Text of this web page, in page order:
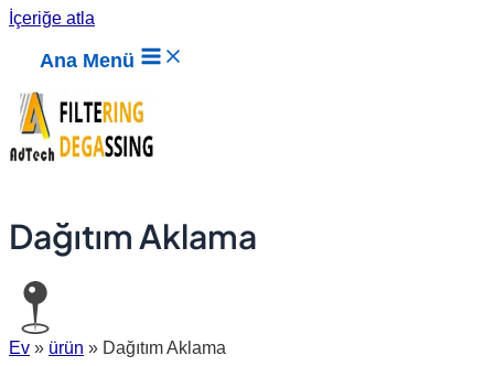
İçeriğe atla
Ana Menü
Dağıtım Aklama
Ev » ürün » Dağıtım Aklama